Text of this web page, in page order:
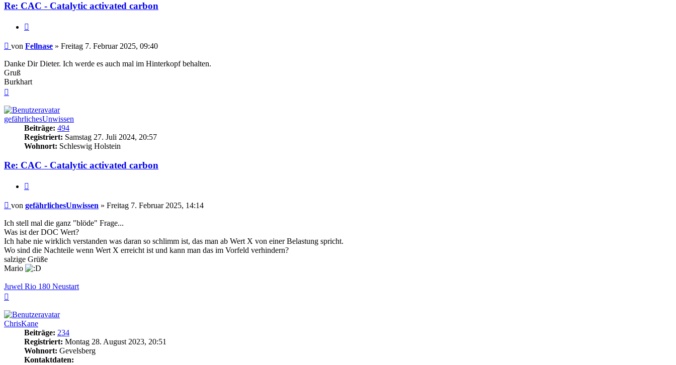
Re: CAC - Catalytic activated carbon
Beitrag
von Fellnase » Freitag 7. Februar 2025, 09:40
Danke Dir Dieter. Ich werde es auch mal im Hinterkopf behalten.
Gruß
Burkhart
gefährlichesUnwissen
Beiträge: 494
Registriert: Samstag 27. Juli 2024, 20:57
Wohnort: Schleswig Holstein
Re: CAC - Catalytic activated carbon
Beitrag
von gefährlichesUnwissen » Freitag 7. Februar 2025, 14:14
Ich stell mal die ganz "blöde" Frage...
Was ist der DOC Wert?
Ich habe nie wirklich verstanden was daran so schlimm ist, das man ab Wert X von einer Belastung spricht.
Wo sind die Nachteile wenn Wert X erreicht ist und kann man das im Vorfeld verhindern?
salzige Grüße
Mario
Juwel Rio 180 Neustart
ChrisKane
Beiträge: 234
Registriert: Montag 28. August 2023, 20:51
Wohnort: Gevelsberg
Kontaktdaten: